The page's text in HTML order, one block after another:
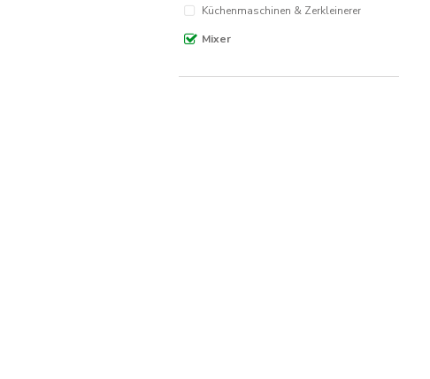
Küchenmaschinen & Zerkleinerer
Mixer